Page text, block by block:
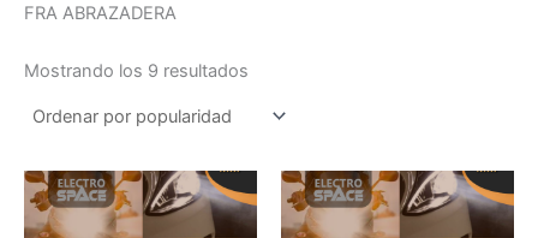
FRA ABRAZADERA
Mostrando los 9 resultados